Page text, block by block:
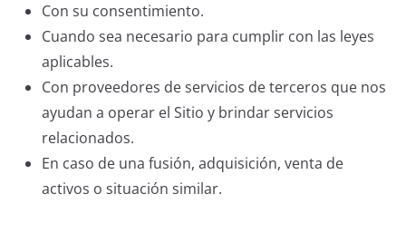
Con su consentimiento.
Cuando sea necesario para cumplir con las leyes
aplicables.
Con proveedores de servicios de terceros que nos
ayudan a operar el Sitio y brindar servicios
relacionados.
En caso de una fusión, adquisición, venta de
activos o situación similar.